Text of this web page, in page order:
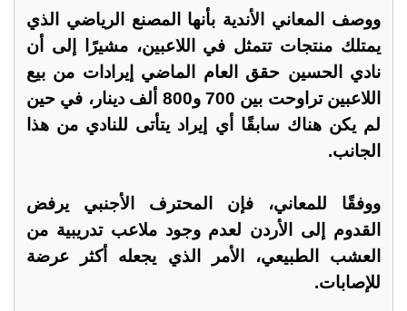
ووصف المعاني الأندية بأنها المصنع الرياضي الذي
يمتلك منتجات تتمثل في اللاعبين، مشيرًا إلى أن
نادي الحسين حقق العام الماضي إيرادات من بيع
اللاعبين تراوحت بين 700 و800 ألف دينار، في حين
لم يكن هناك سابقًا أي إيراد يتأتى للنادي من هذا
الجانب.
ووفقًا للمعاني، فإن المحترف الأجنبي يرفض
القدوم إلى الأردن لعدم وجود ملاعب تدريبية من
العشب الطبيعي، الأمر الذي يجعله أكثر عرضة
للإصابات.